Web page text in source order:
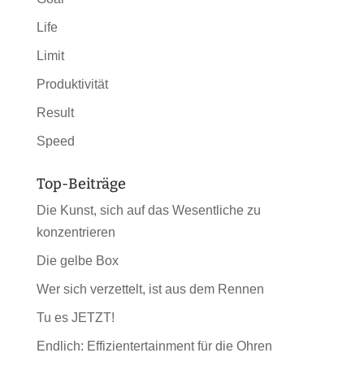
Life
Limit
Produktivität
Result
Speed
Top-Beiträge
Die Kunst, sich auf das Wesentliche zu
konzentrieren
Die gelbe Box
Wer sich verzettelt, ist aus dem Rennen
Tu es JETZT!
Endlich: Effizientertainment für die Ohren